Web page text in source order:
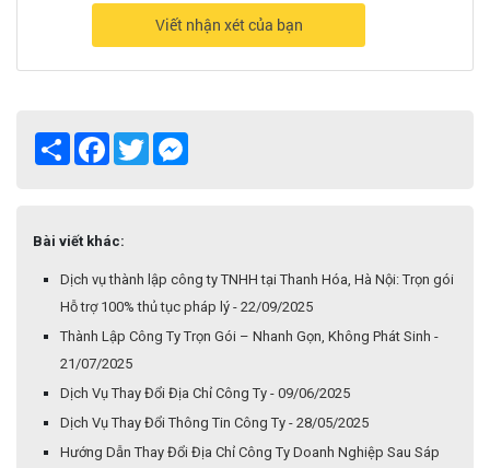
Viết nhận xét của bạn
Share Facebook
Twitter
Bài viết khác:
Dịch vụ thành lập công ty TNHH tại Thanh Hóa, Hà Nội: Trọn gói
Hỗ trợ 100% thủ tục pháp lý - 22/09/2025
Thành Lập Công Ty Trọn Gói – Nhanh Gọn, Không Phát Sinh -
21/07/2025
Dịch Vụ Thay Đổi Địa Chỉ Công Ty - 09/06/2025
Dịch Vụ Thay Đổi Thông Tin Công Ty - 28/05/2025
Hướng Dẫn Thay Đổi Địa Chỉ Công Ty Doanh Nghiệp Sau Sáp